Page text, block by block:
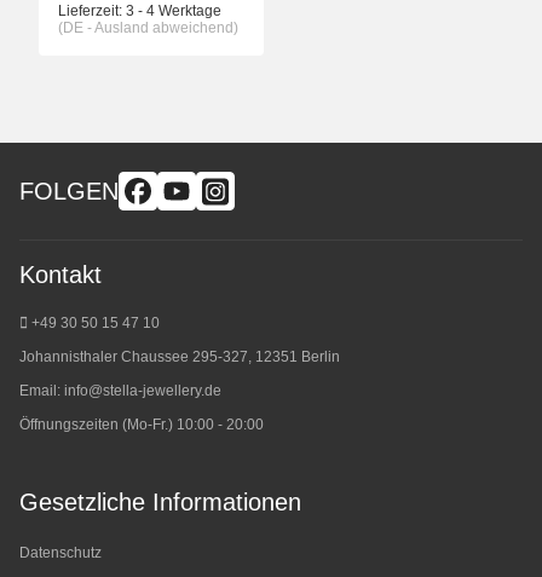
Lieferzeit: 3 - 4 Werktage
(DE - Ausland abweichend)
FOLGEN
Kontakt
+49 30 50 15 47 10
Johannisthaler Chaussee 295-327, 12351 Berlin
Email: info@stella-jewellery.de
Öffnungszeiten (Mo-Fr.) 10:00 - 20:00
Gesetzliche Informationen
Datenschutz